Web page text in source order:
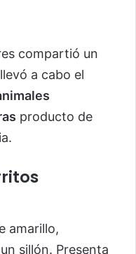
compartió un
a cabo el
producto de
amarillo,
sillón. Presenta